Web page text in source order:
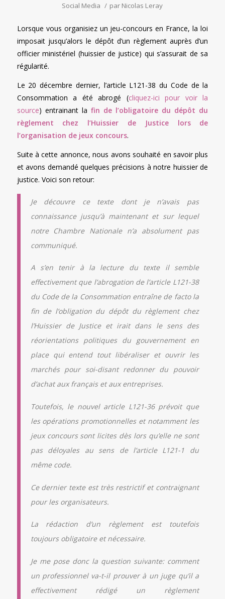
Social Media / par Nicolas Leray
Lorsque vous organisiez un jeu-concours en France, la loi
imposait jusqu’alors le dépôt d’un règlement auprès d’un
officier ministériel (huissier de justice) qui s’assurait de sa
régularité.
Le 20 décembre dernier, l’article L121-38 du Code de la
Consommation a été abrogé (cliquez-ici pour voir la
source) entrainant la fin de l’obligatoire du dépôt du
règlement chez l’Huissier de Justice lors de
l’organisation de jeux concours.
Suite à cette annonce, nous avons souhaité en savoir plus
et avons demandé quelques précisions à notre huissier de
justice. Voici son retour:
Je découvre ce texte dont je n’avais pas
connaissance jusqu’à maintenant et sur lequel
notre Chambre Nationale n’a absolument pas
communiqué.
A s’en tenir à la lecture du texte il semble
effectivement que l’abrogation de l’article L121-38
du Code de la Consommation entraîne de facto la
fin de l’obligation du dépôt du règlement chez
l’Huissier de Justice et irait dans le sens des
réorientations politiques du gouvernement en
place qui entend tout libéraliser et ouvrir les
marchés pour soi-disant redonner du pouvoir
d’achat aux français et aux entreprises.
Toutefois, le nouvel article L121-36 prévoit que
les opérations promotionnelles et notamment les
jeux concours sont licites dès lors qu’elle ne sont
pas déloyales au sens de l’article L121-1 du
même code.
Ce dernier texte est très restrictif et contraignant
pour les organisateurs.
La rédaction d’un règlement est toutefois
toujours obligatoire et nécessaire.
Je me pose donc la question suivante: comment
un professionnel va-t-il prouver à un juge qu’il a
effectivement rédigé un règlement